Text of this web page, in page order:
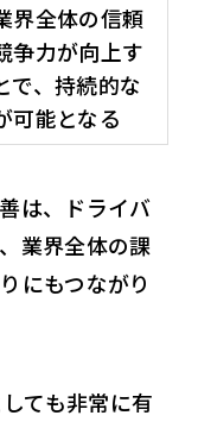
界全体の信頼
争力が向上す
で、持続的な
可能となる
は、ドライバ
業界全体の課
にもつながり
ても非常に有